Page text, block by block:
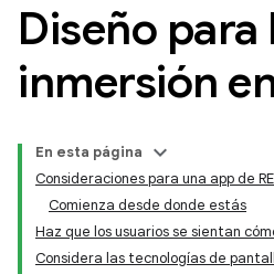
Diseño para
inmersión
En esta página
Consideraciones para una app de
Comienza desde donde estás
Haz que los usuarios se sientan
Considera las tecnologías de